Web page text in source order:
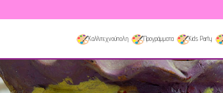
Καλλιτεχνούπολη Προγράμματα Kids Party